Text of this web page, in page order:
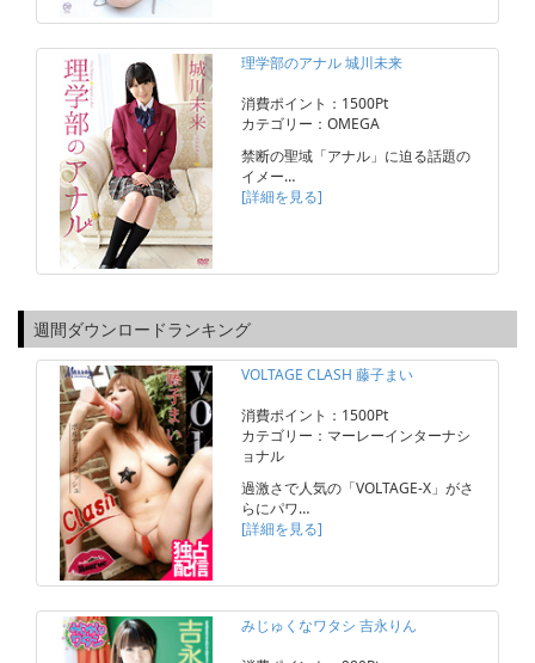
理学部のアナル 城川未来
消費ポイント：1500Pt
カテゴリー：OMEGA
禁断の聖域「アナル」に迫る話題の
イメー…
[詳細を見る]
週間ダウンロードランキング
VOLTAGE CLASH 藤子まい
消費ポイント：1500Pt
カテゴリー：マーレーインターナシ
ョナル
過激さで人気の「VOLTAGE-X」がさ
らにパワ…
[詳細を見る]
みじゅくなワタシ 吉永りん